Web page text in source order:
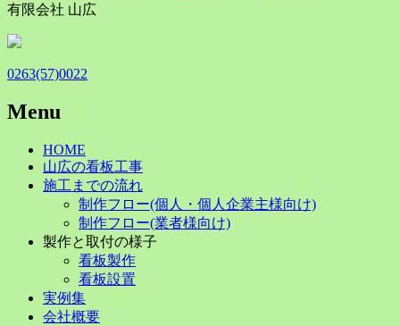
有限会社 山広
0263(57)0022
Menu
Skip
content
HOME
山広の看板工事
施工までの流れ
制作フロー(個人・個人企業主様向け)
制作フロー(業者様向け)
製作と取付の様子
看板製作
看板設置
実例集
会社概要